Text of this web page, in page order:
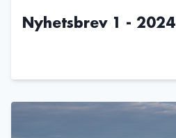
Nyhetsbrev 1 - 2024